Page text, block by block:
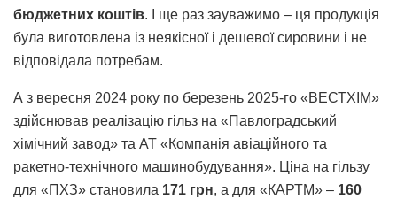
бюджетних коштів. І ще раз зауважимо – ця продукція
була виготовлена із неякісної і дешевої сировини і не
відповідала потребам.
А з вересня 2024 року по березень 2025-го «ВЕСТХІМ»
здійснював реалізацію гільз на «Павлоградський
хімічний завод» та АТ «Компанія авіаційного та
ракетно-технічного машинобудування». Ціна на гільзу
для «ПХЗ» становила 171 грн, а для «КАРТМ» – 160